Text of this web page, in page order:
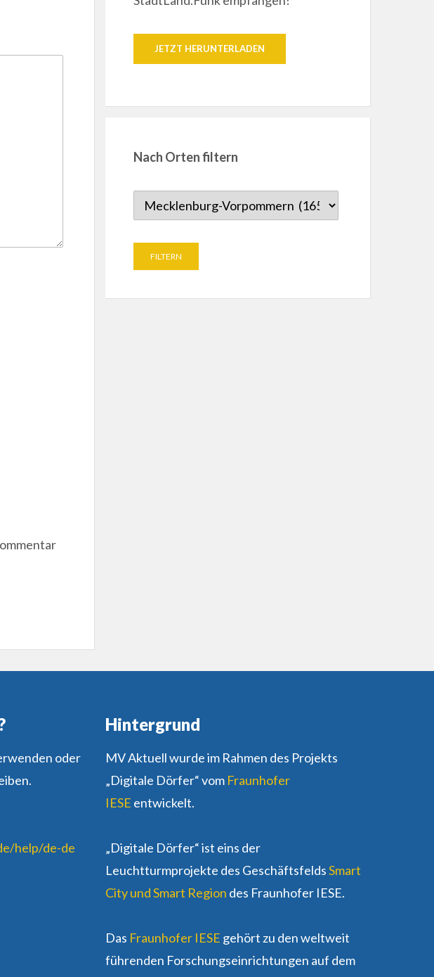
JETZT HERUNTERLADEN
Nach Orten filtern
oder
help/de-de
Hintergrund
MV Aktuell wurde im Rahmen des Projekts
„Digitale Dörfer“ vom Fraunhofer
IESE entwickelt.
„Digitale Dörfer“ ist eins der
Leuchtturmprojekte des GeschäftsfeldsSmart
City und Smart Region des Fraunhofer IESE.
Das Fraunhofer IESE gehört zu den weltweit
führenden Forschungseinrichtungen auf dem